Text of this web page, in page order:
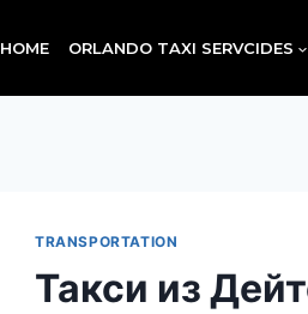
HOME ORLANDO TAXI SERVCIDES
TRANSPORTATION
Такси из